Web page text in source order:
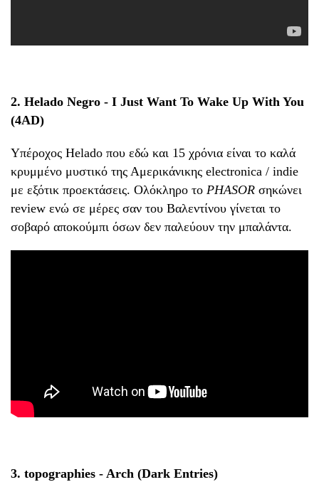
2. Helado Negro - I Just Want To Wake Up With You
(4AD)
Υπέροχος Helado που εδώ και 15 χρόνια είναι το καλά
κρυμμένο μυστικό της Αμερικάνικης electronica / indie
με εξότικ προεκτάσεις. Ολόκληρο το PHASOR σηκώνει
review ενώ σε μέρες σαν του Βαλεντίνου γίνεται το
σοβαρό αποκούμπι όσων δεν παλεύουν την μπαλάντα.
3. topographies - Arch (Dark Entries)